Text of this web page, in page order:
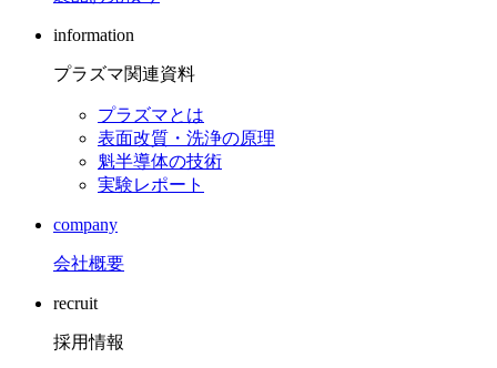
information
プラズマ関連資料
プラズマとは
表面改質・洗浄の原理
魁半導体の技術
実験レポート
company
会社概要
recruit
採用情報